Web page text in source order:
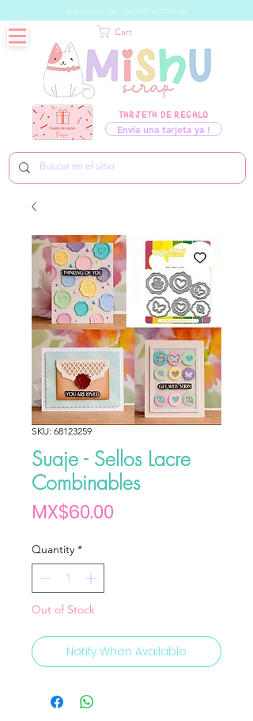
Business hours: Mon - Sat 09:00 to 20:00 hrs
TARJETA DE REGALO
Envía una tarjeta ya !
Cart
SKU: 68123259
Suaje - Sellos Lacre
Combinables
MX$60.00
Quantity *
Out of Stock
Notify When Available